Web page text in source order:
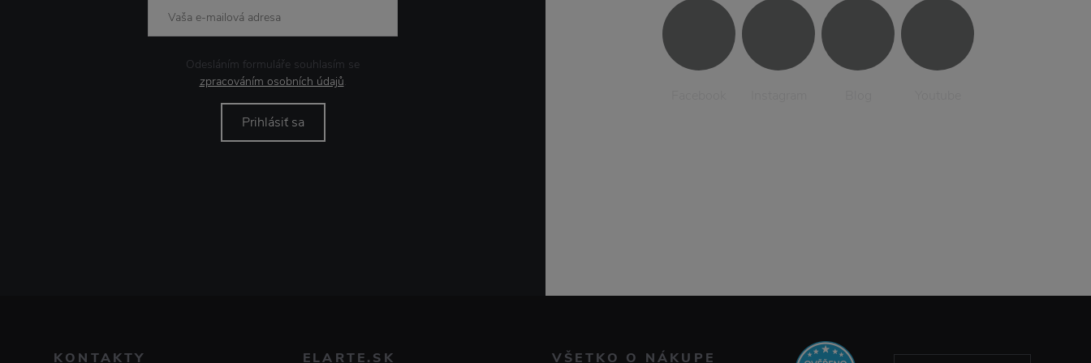
Odesláním formuláře souhlasím se
zpracováním osobních údajů.
Prihlásiť sa
KONTAKTY ELARTE.SK VŠETKO O NÁKUPE